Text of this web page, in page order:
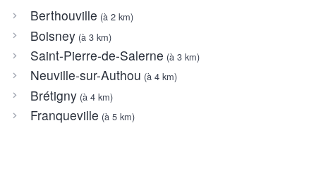
Berthouville (à 2 km)
Boisney(à 3 km)
Saint-Pierre-de-Salerne (à 3 km)
Neuville-sur-Authou (à 4 km)
Brétigny(à 4 km)
Franqueville (à 5 km)